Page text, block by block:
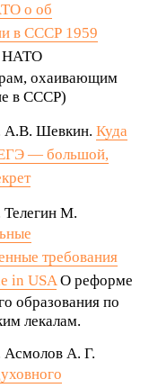
о об
в СССР 1959
НАТО
охаивающим
в СССР)
А.В. Шевкин.Куда
— большой,
Телегин М.
требования
in USAО реформе
образования по
лекалам.
Асмолов А. Г.